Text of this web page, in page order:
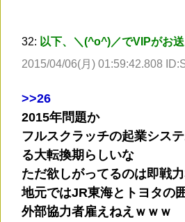
32: 以下、＼(^o^)／でVIPがお
2015/04/06(月) 01:59:42.808
>>26
2015年問題か
フルスクラッチの起業シス
る大転換期らしいな
ただ欲しがってるのは即戦
地元ではJR東海とトヨタの
外部協力者雇えねえｗｗｗ